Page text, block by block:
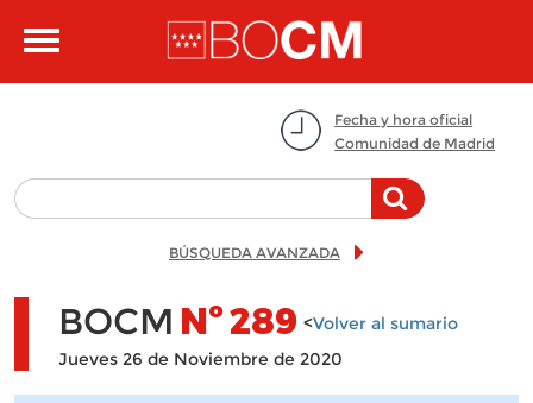
Toggle
Fecha y hora oficial
Comunidad de Madrid
BÚSQUEDA AVANZADA
BOCM Nº289 <Volver al sumario
Jueves 26 de Noviembre de 2020